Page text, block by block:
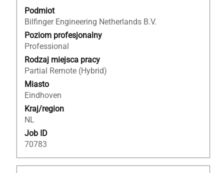
Podmiot
Bilfinger Engineering Netherlands B.V.
Poziom profesjonalny
Professional
Rodzaj miejsca pracy
Partial Remote (Hybrid)
Miasto
Eindhoven
Kraj/region
NL
Job ID
70783
pomocą
spacji,
aby
wyświetlić
pełną
treść
danych
oferty
pracy.